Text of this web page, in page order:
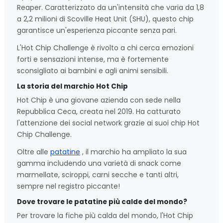
Reaper. Caratterizzato da un'intensità che varia da 1,8
a 2,2 milioni di Scoville Heat Unit (SHU), questo chip
garantisce un'esperienza piccante senza pari.
L'Hot Chip Challenge è rivolto a chi cerca emozioni
forti e sensazioni intense, ma è fortemente
sconsigliato ai bambini e agli animi sensibili.
La storia del marchio Hot Chip
Hot Chip è una giovane azienda con sede nella
Repubblica Ceca, creata nel 2019. Ha catturato
l'attenzione dei social network grazie ai suoi chip Hot
Chip Challenge.
Oltre alle patatine , il marchio ha ampliato la sua
gamma includendo una varietà di snack come
marmellate, sciroppi, carni secche e tanti altri,
sempre nel registro piccante!
Dove trovare le patatine più calde del mondo?
Per trovare la fiche più calda del mondo, l'Hot Chip